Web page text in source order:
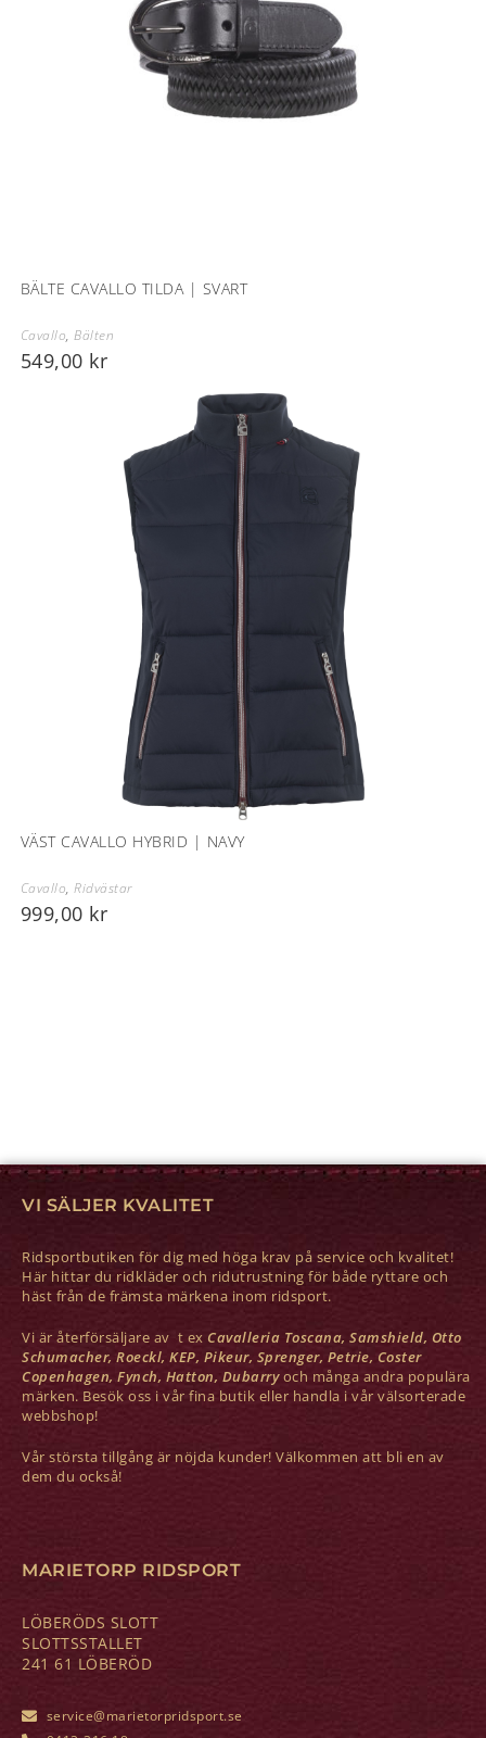
BÄLTE CAVALLO TILDA | SVART
Cavallo,Bälten
549,00 kr
VÄST CAVALLO HYBRID | NAVY
Cavallo,Ridvästar
999,00 kr
VI SÄLJER KVALITET
Ridsportbutiken för dig med höga krav på service och kvalitet!
Här hittar du ridkläder och ridutrustning för både ryttare och
häst från de främsta märkena inom ridsport.
Vi är återförsäljare av t ex Cavalleria Toscana, Samshield, Otto
Schumacher, Roeckl, KEP, Pikeur, Sprenger, Petrie, Coster
Copenhagen, Fynch, Hatton, Dubarryoch många andra populära
märken. Besök oss i vår fina butik eller handla i vår välsorterade
webbshop!
Vår största tillgång är nöjda kunder! Välkommen att bli en av
dem du också!
MARIETORP RIDSPORT
LÖBERÖDS SLOTT
SLOTTSSTALLET
241 61 LÖBERÖD
service@marietorpridsport.se